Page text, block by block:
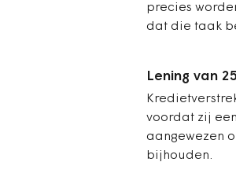
precies
dat die taak
Lening van
voordat zij
aangewezen
bijhouden.